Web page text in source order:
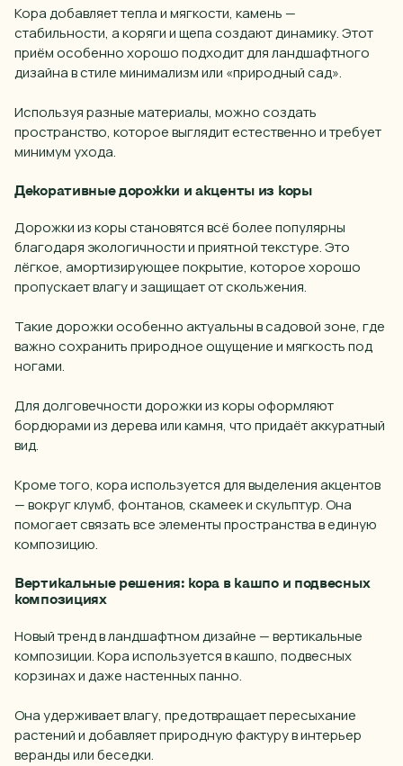
Кора добавляет тепла и мягкости, камень —
стабильности, а коряги и щепа создают динамику. Этот
приём особенно хорошо подходит для ландшафтного
дизайна в стиле минимализм или «природный сад».
Используя разные материалы, можно создать
пространство, которое выглядит естественно и требует
минимум ухода.
Декоративные дорожки и акценты из коры
Дорожки из коры становятся всё более популярны
благодаря экологичности и приятной текстуре. Это
лёгкое, амортизирующее покрытие, которое хорошо
пропускает влагу и защищает от скольжения.
Такие дорожки особенно актуальны в садовой зоне, где
важно сохранить природное ощущение и мягкость под
ногами.
Для долговечности дорожки из коры оформляют
бордюрами из дерева или камня, что придаёт аккуратный
вид.
Кроме того, кора используется для выделения акцентов
— вокруг клумб, фонтанов, скамеек и скульптур. Она
помогает связать все элементы пространства в единую
композицию.
Вертикальные решения: кора в кашпо и подвесных
композициях
Новый тренд в ландшафтном дизайне — вертикальные
композиции.Кораиспользуется в кашпо, подвесных
корзинах и даже настенных панно.
Она удерживает влагу, предотвращает пересыхание
растений и добавляет природную фактуру в интерьер
веранды или беседки.